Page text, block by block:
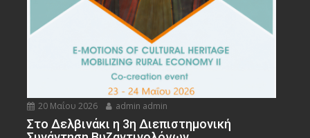
20 Μαΐου 2026 admin admin
Στο Δελβινάκι η 3η Διεπιστημονική